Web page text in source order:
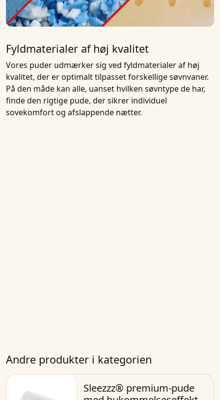
Fyldmaterialer af høj kvalitet
Vores puder udmærker sig ved fyldmaterialer af høj
kvalitet, der er optimalt tilpasset forskellige søvnvaner.
På den måde kan alle, uanset hvilken søvntype de har,
finde den rigtige pude, der sikrer individuel
sovekomfort og afslappende nætter.
Andre produkter i kategorien
Sleezzz® premium-pude